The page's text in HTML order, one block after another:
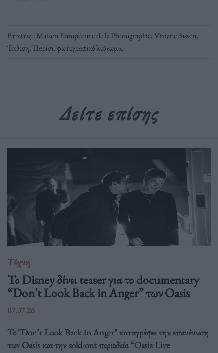
Ετικέτες : Maison Européenne de la Photographie,Viviane Sassen,
Έκθεση, Παρίσι,φωτογραφικό λεύκωμα.
Δείτε επίσης
Τέχνη
Το Disney δίνει teaser για το documentary
“Don’t Look Back in Anger” των Oasis
07.07.26
Το "Don’t Look Back in Anger" καταγράφει την επανένωση
των Oasis και την sold-out περιοδεία “Oasis Live